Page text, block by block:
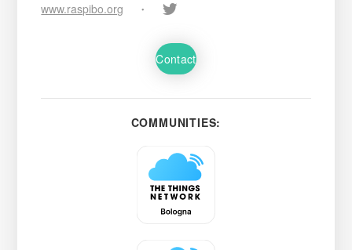
www.raspibo.org
•
Contact
COMMUNITIES: